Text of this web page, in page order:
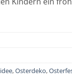
,Osterdeko,